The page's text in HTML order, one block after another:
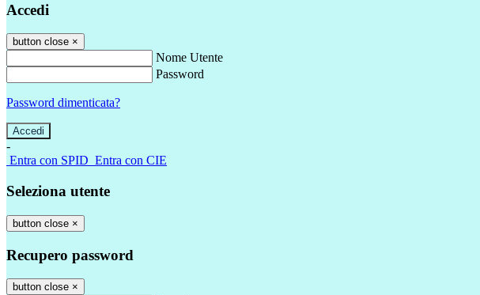
Accedi
button close ×
Nome Utente
Password
Password dimenticata?
-
Entra con SPID Entra con CIE
Seleziona utente
button close ×
Recupero password
button close ×